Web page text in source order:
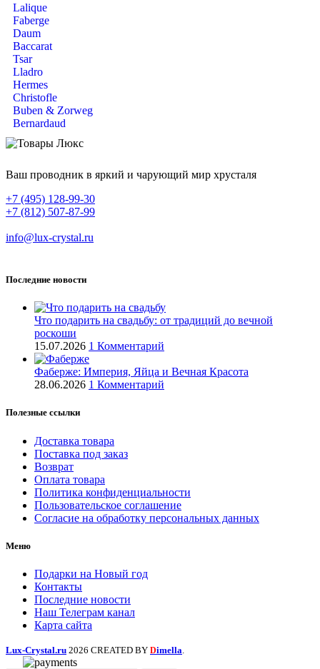
Lalique
Faberge
Daum
Baccarat
Tsar
Lladro
Hermes
Christofle
Buben & Zorweg
Bernardaud
Ваш проводник в яркий и чарующий мир хрусталя
+7 (495) 128-99-30
+7 (812) 507-87-99
info@lux-crystal.ru
Последние новости
Что подарить на свадьбу: от традиций до вечной
роскоши
15.07.2026 1 Комментарий
Фаберже: Империя, Яйца и Вечная Красота
28.06.2026 1 Комментарий
Полезные ссылки
Доставка товара
Поставка под заказ
Возврат
Оплата товара
Политика конфиденциальности
Пользовательское соглашение
Согласие на обработку персональных данных
Меню
Подарки на Новый год
Контакты
Последние новости
Наш Телеграм канал
Карта сайта
Lux-Crystal.ru 2026 CREATED BY Dimella